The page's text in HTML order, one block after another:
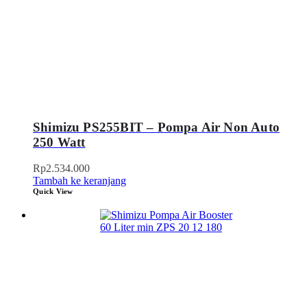
Shimizu PS255BIT – Pompa Air Non Auto
250 Watt
Rp2.534.000
Tambah ke keranjang
Quick View